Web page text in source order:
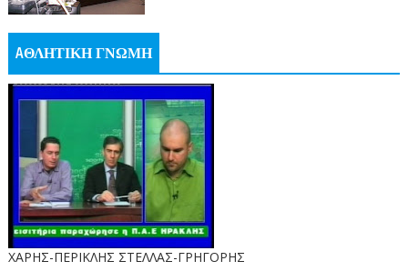
AΘΛΗΤΙΚΗ ΓΝΩΜΗ
ΧΑΡΗΣ-ΠΕΡΙΚΛΗΣ ΣΤΕΛΛΑΣ-ΓΡΗΓΟΡΗΣ